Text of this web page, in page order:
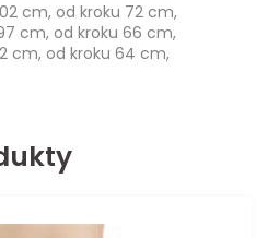
cm, od kroku 72 cm,
cm, od kroku 66 cm,
cm, od kroku 64 cm,